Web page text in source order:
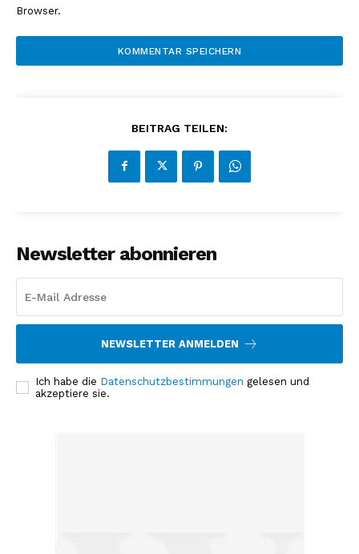
Browser.
BEITRAG TEILEN:
Newsletter abonnieren
NEWSLETTER ANMELDEN
Ich habe die Datenschutzbestimmungen gelesen und
akzeptiere sie.